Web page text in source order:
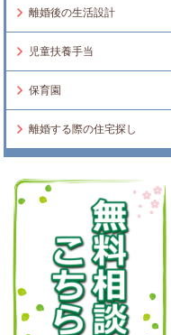
離婚後の生活設計
児童扶養手当
保育園
離婚する際の住宅探し